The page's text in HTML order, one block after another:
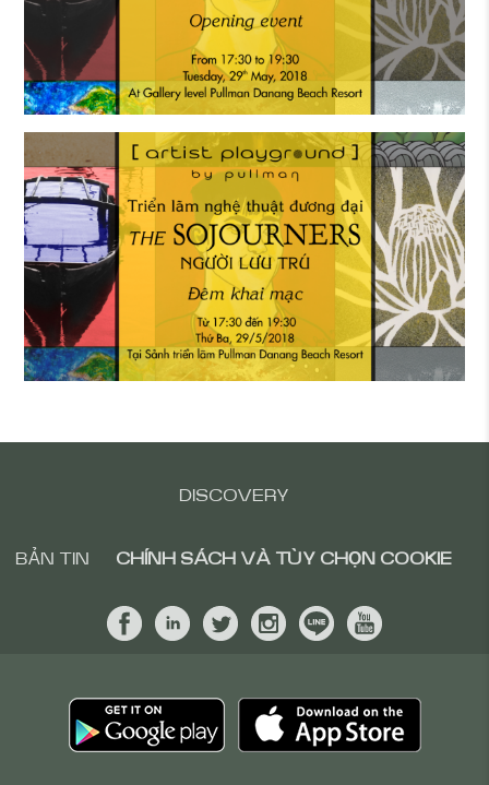
DISCOVERY
BẢN TIN CHÍNH SÁCH VÀ TÙY CHỌN COOKIE